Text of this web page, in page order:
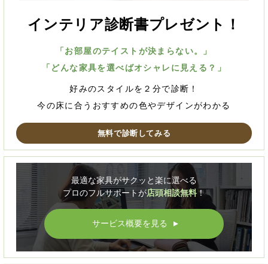
インテリア診断書プレゼント！
「お部屋のテイストが決まらない。」
「どんな家具を選べばオシャレに見える？」
好みのスタイルを２分で診断！
今の床に合うおすすめの色やデザインがわかる
無料で診断してみる
最適な家具がサクッと楽に選べる
プロのフルサポートが店頭相談無料！
サービス概要を見る ▲